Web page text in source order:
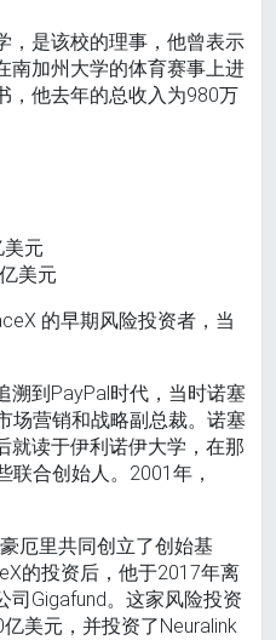
，是该校的理事，他曾表示
南加州大学的体育赛事上进
，他去年的总收入为980万
元
美元
的早期风险投资者，当
溯到PayPal时代，当时诺塞
场营销和战略副总裁。诺塞
就读于伊利诺伊大学，在那
联合创始人。2001年，
厄里共同创立了创始基
的投资后，他于2017年离
司Gigafund。这家风险投资
美元，并投资了Neuralink